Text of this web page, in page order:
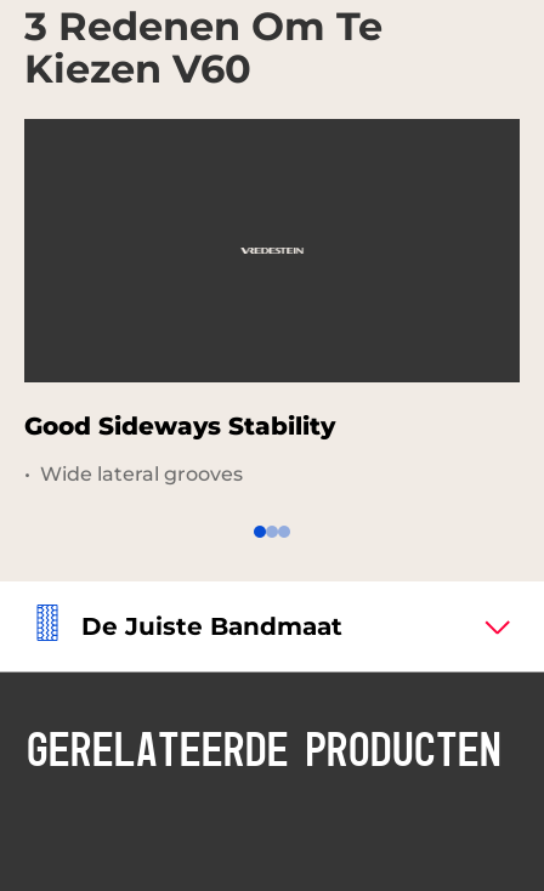
3 Redenen Om Te
Kiezen V60
Good Sideways Stability
Wide lateral grooves
De Juiste Bandmaat
GERELATEERDE PRODUCTEN